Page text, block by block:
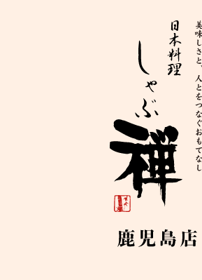
店舗情報
ブランドトップ
ご予約はこちら